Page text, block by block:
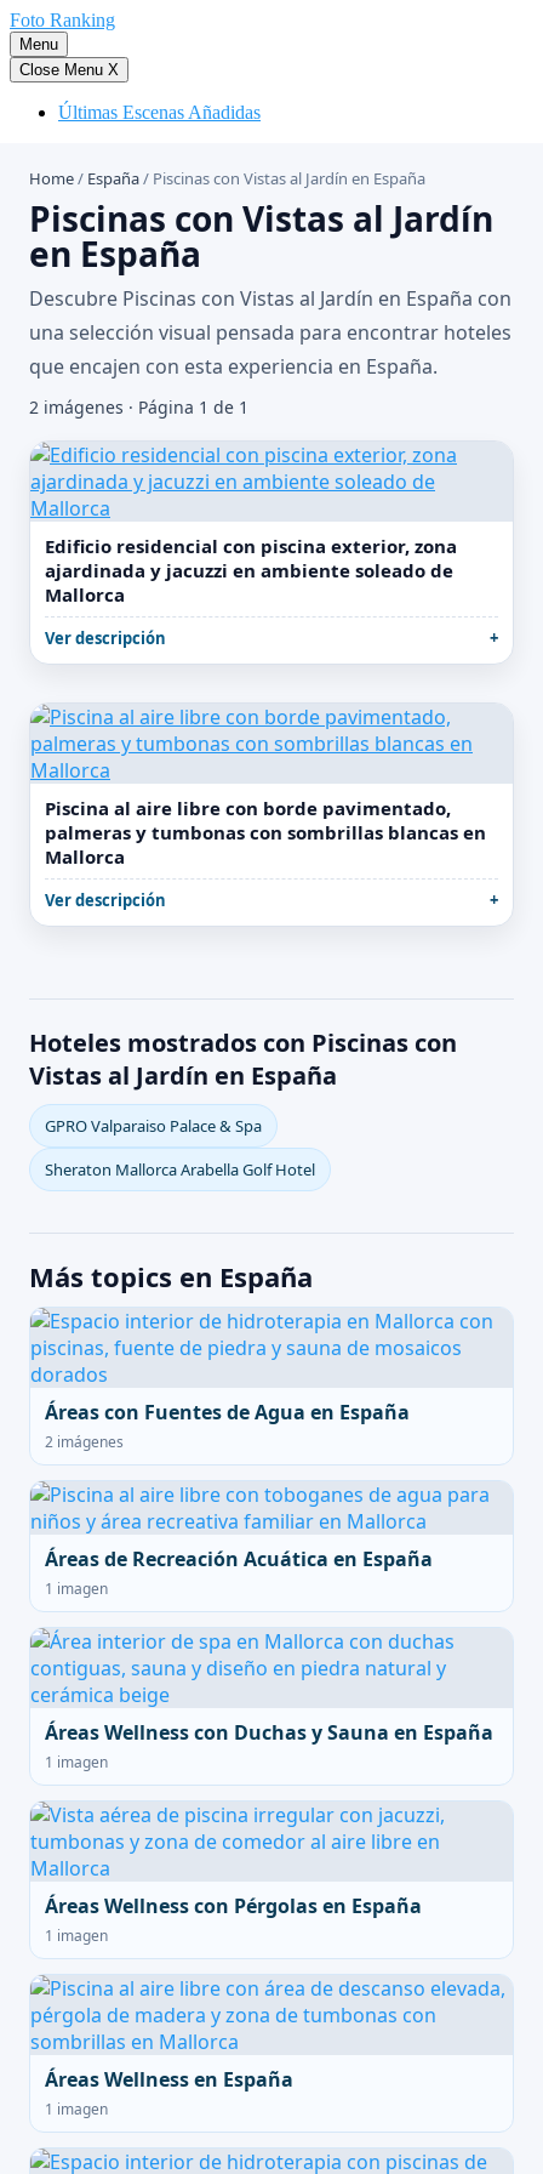
Saltar
al
contenido
Foto Ranking
Menu
Close Menu X
Últimas Escenas Añadidas
Home/ España/ Piscinas con Vistas al Jardín en España
Piscinas con Vistas al Jardín
en España
Descubre Piscinas con Vistas al Jardín en España con
una selección visual pensada para encontrar hoteles
que encajen con esta experiencia en España.
2 imágenes · Página 1 de 1
Edificio residencial con piscina exterior, zona
ajardinada y jacuzzi en ambiente soleado de
Mallorca
Ver descripción
Piscina al aire libre con borde pavimentado,
palmeras y tumbonas con sombrillas blancas en
Mallorca
Ver descripción
Hoteles mostrados con Piscinas con
Vistas al Jardín en España
GPRO Valparaiso Palace & Spa
Sheraton Mallorca Arabella Golf Hotel
Más topics en España
Áreas con Fuentes de Agua en España
2 imágenes
Áreas de Recreación Acuática en España
1 imagen
Áreas Wellness con Duchas y Sauna en España
1 imagen
Áreas Wellness con Pérgolas en España
1 imagen
Áreas Wellness en España
1 imagen